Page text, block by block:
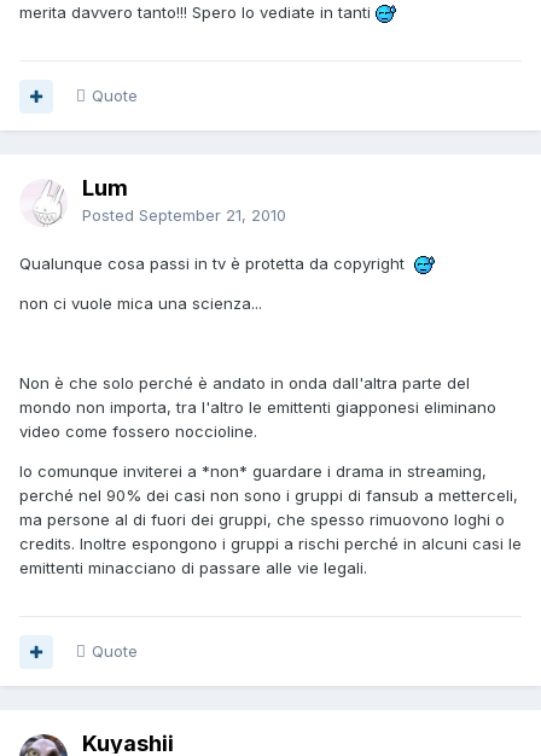
merita davvero tanto!!! Spero lo vediate in tanti
Quote
Lum
Posted September 21, 2010
Qualunque cosa passi in tv è protetta da copyright
non ci vuole mica una scienza...
Non è che solo perché è andato in onda dall'altra parte del
mondo non importa, tra l'altro le emittenti giapponesi eliminano
video come fossero noccioline.
Io comunque inviterei a *non* guardare i drama in streaming,
perché nel 90% dei casi non sono i gruppi di fansub a metterceli,
ma persone al di fuori dei gruppi, che spesso rimuovono loghi o
credits. Inoltre espongono i gruppi a rischi perché in alcuni casi le
emittenti minacciano di passare alle vie legali.
Quote
Kuyashii